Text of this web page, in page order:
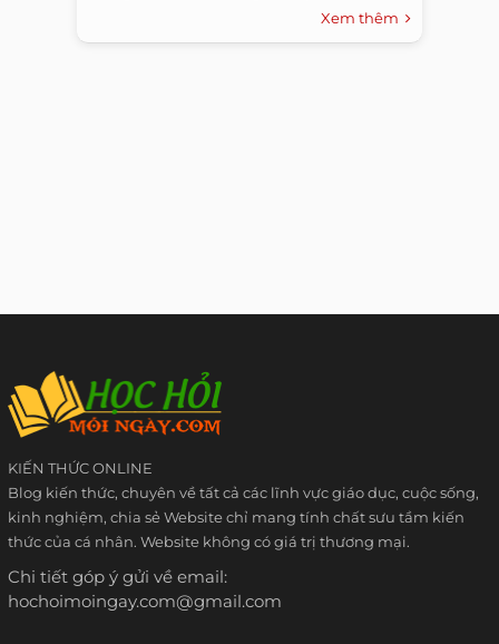
Xem thêm
KIẾN THỨC ONLINE
Blog kiến thức, chuyên về tất cả các lĩnh vực giáo dục, cuộc sống,
kinh nghiệm, chia sẻ Website chỉ mang tính chất sưu tầm kiến
thức của cá nhân. Website không có giá trị thương mại.
Chi tiết góp ý gửi về email:
hochoimoingay.com@gmail.com